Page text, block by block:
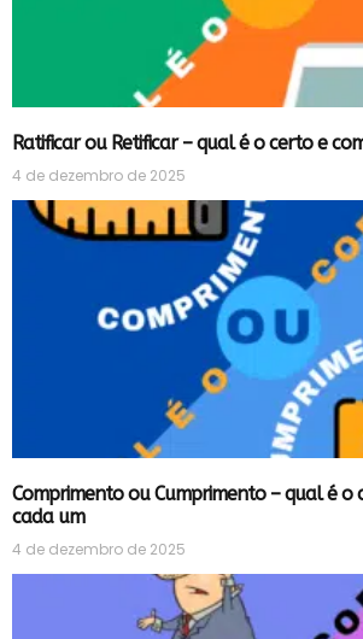
Ratificar ou Retificar – qual é o certo e
4 de dezembro de 2025
Comprimento ou Cumprimento – qual é o
cada um
4 de dezembro de 2025